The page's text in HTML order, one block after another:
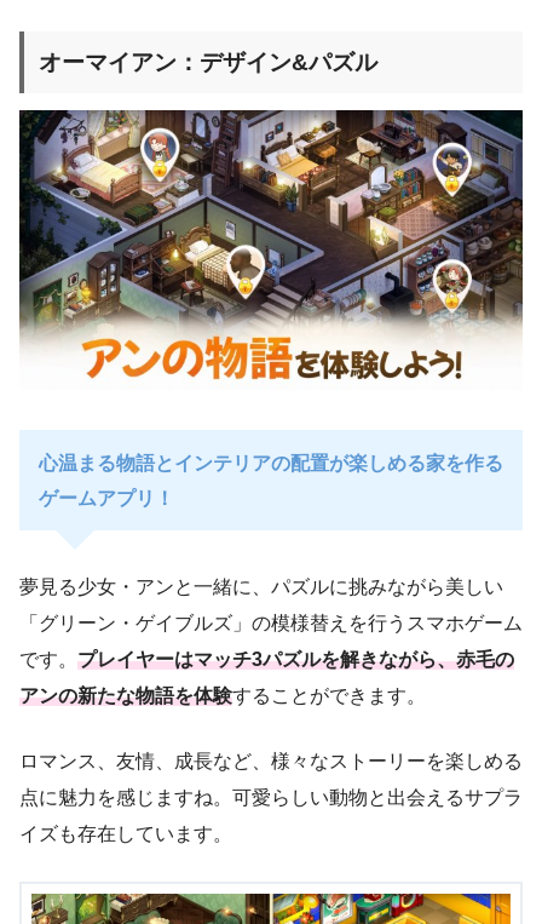
オーマイアン：デザイン&パズル
心温まる物語とインテリアの配置が楽しめる家を作る
ゲームアプリ！
夢見る少女・アンと一緒に、パズルに挑みながら美しい
「グリーン・ゲイブルズ」の模様替えを行うスマホゲーム
です。 プレイヤーはマッチ3パズルを解きながら、赤毛の
アンの新たな物語を体験することができます。
ロマンス、友情、成長など、様々なストーリーを楽しめる
点に魅力を感じますね。可愛らしい動物と出会えるサプラ
イズも存在しています。